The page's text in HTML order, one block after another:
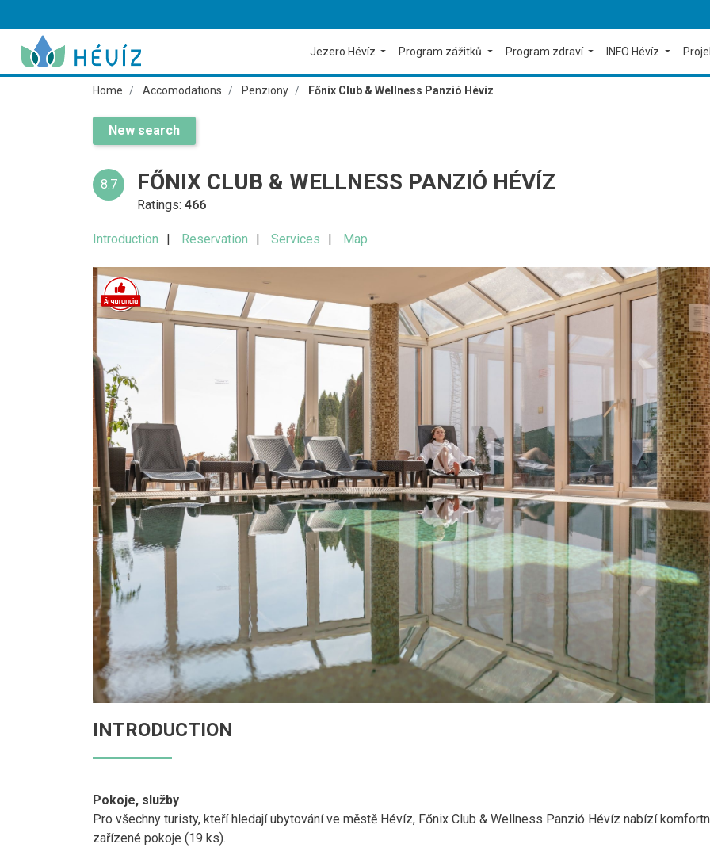
Jezero Hévíz Program zážitků Program zdraví INFO Hévíz
Home Accomodations Penziony Főnix Club & Wellness Panzió Hévíz
New search
8.7 FŐNIX CLUB & WELLNESS PANZIÓ HÉVÍZ
Ratings:466
Introduction Reservation Services Map
INTRODUCTION
Pokoje, služby
Pro všechny turisty, kteří hledají ubytování ve městě Hévíz, Főnix Club & Wellness Panzió Hévíz nabízí
zařízené pokoje (19 ks).